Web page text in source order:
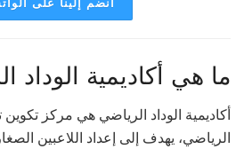
ما هي أكاديمية الوداد
أكاديمية الوداد الرياضي هي مركز تكوين
الرياضي، يهدف إلى إعداد اللاعبين